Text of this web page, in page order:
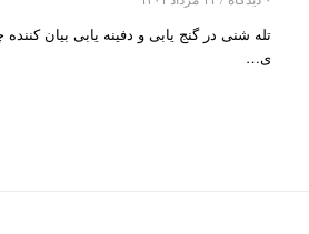
تله شنی در گنج یابی و دفینه یابی بیان
ی…